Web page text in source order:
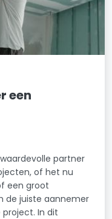
een
partner
of het nu
een groot
de juiste aannemer
In dit